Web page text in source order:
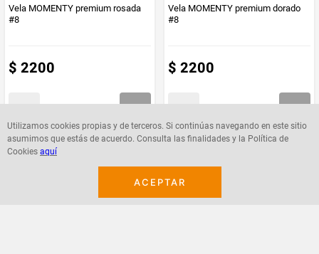
Utilizamos cookies propias y de terceros. Si continúas navegando en este sitio
asumimos que estás de acuerdo. Consulta las finalidades y la Política de
Cookies aquí
ACEPTAR
Vela MOMENTY premium rosada
#8
$ 2200
Vela MOMENTY premium dorado
#8
$ 2200